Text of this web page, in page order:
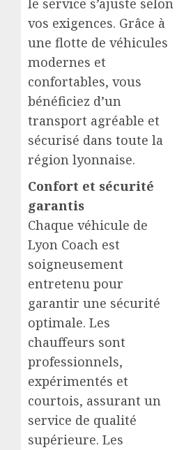
le service s’ajuste selon
vos exigences. Grâce à
une flotte de véhicules
modernes et
confortables, vous
bénéficiez d’un
transport agréable et
sécurisé dans toute la
région lyonnaise.
Confort et sécurité
garantis
Chaque véhicule de
Lyon Coach est
soigneusement
entretenu pour
garantir une sécurité
optimale. Les
chauffeurs sont
professionnels,
expérimentés et
courtois, assurant un
service de qualité
supérieure. Les